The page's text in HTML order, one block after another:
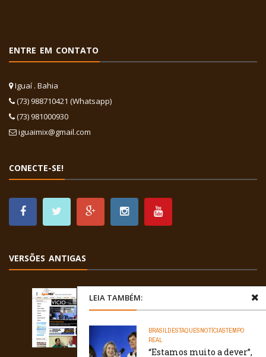
LEIA TAMBÉM:
BRASILDESTAQUESNOTÍCIASTEMPO
REAL
“Estamos muito a dever”,
ENTRE EM CONTATO
Iguaí . Bahia
(73) 988710421 (Whatsapp)
(73) 981000930
iguaimix@gmail.com
CONECTE-SE!
VERSÕES ANTIGAS